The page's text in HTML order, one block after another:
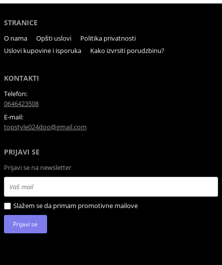
STRANICE
O nama Opšti uslovi
Politika privatnosti
Uslovi kupovine i isporuka
Kako izvrsiti porudzbinu?
KONTAKTI
Telefon:
0646423508
E-mail:
topstyle024doo@gmail.com
PRIJAVI SE
Prijavi se na newsletter
Slažem se da primam promotivne mailove
Prijavi se